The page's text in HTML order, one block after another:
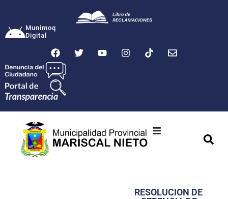
Munimoq
Digital
Transparencia
RESOLUCION DE